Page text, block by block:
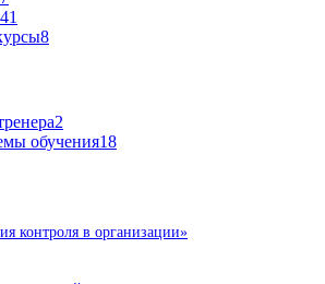
41
8
2
обучения18
контроля в организации»